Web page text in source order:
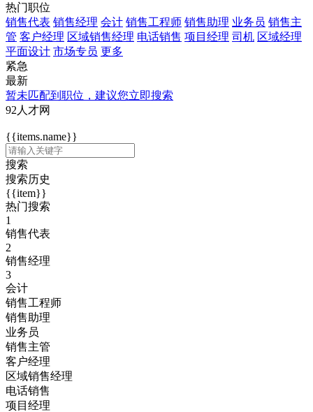
热门职位
销售代表 销售经理 会计 销售工程师 销售助理 业务员 销售主
管 客户经理 区域销售经理 电话销售 项目经理 司机 区域经理
平面设计 市场专员 更多
紧急
最新
暂未匹配到职位，建议您立即搜索
92人才网
{{items.name}}
搜索
搜索历史
{{item}}
热门搜索
1
销售代表
2
销售经理
3
会计
销售工程师
销售助理
业务员
销售主管
客户经理
区域销售经理
电话销售
项目经理